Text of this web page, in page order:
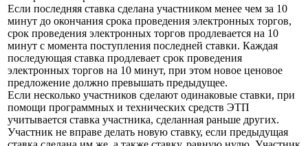
Если последняя ставка сделана участником менее чем за 10
минут до окончания срока проведения электронных торгов,
срок проведения электронных торгов продлевается на 10
минут с момента поступления последней ставки. Каждая
последующая ставка продлевает срок проведения
электронных торгов на 10 минут, при этом новое ценовое
предложение должно превышать предыдущее.
Если несколько участников сделают одинаковые ставки, при
помощи программных и технических средств ЭТП
учитывается ставка участника, сделанная раньше других.
Участник не вправе делать новую ставку, если предыдущая